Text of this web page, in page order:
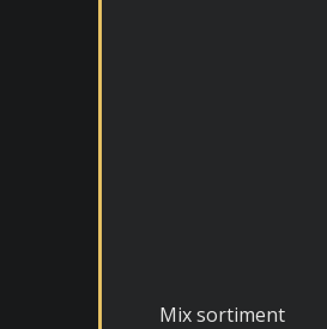
Mix sortiment